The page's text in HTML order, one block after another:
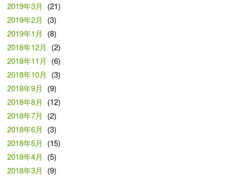
2019年3月
(21)
2019年2月
(3)
2019年1月
(8)
2018年12月
(2)
2018年11月
(6)
2018年10月
(3)
2018年9月
(9)
2018年8月
(12)
2018年7月
(2)
2018年6月
(3)
2018年5月
(15)
2018年4月
(5)
2018年3月
(9)